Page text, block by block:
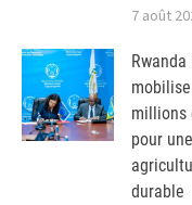
7 août
Rwanda
millions
pour une
durable